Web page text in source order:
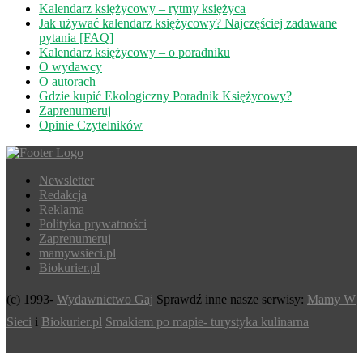
Kalendarz księżycowy – rytmy księżyca
Jak używać kalendarz księżycowy? Najczęściej zadawane
pytania [FAQ]
Kalendarz księżycowy – o poradniku
O wydawcy
O autorach
Gdzie kupić Ekologiczny Poradnik Księżycowy?
Zaprenumeruj
Opinie Czytelników
Newsletter
Redakcja
Reklama
Polityka prywatności
Zaprenumeruj
mamywsieci.pl
Biokurier.pl
(c) 1993- Wydawnictwo Gaj Sprawdź inne nasze serwisy: Mamy W
Sieci i Biokurier.pl Smakiem po mapie- turystyka kulinarna